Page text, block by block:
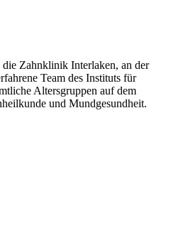
Zahnklinik Interlaken, an der
Team des Instituts für
Altersgruppen auf dem
und Mundgesundheit.